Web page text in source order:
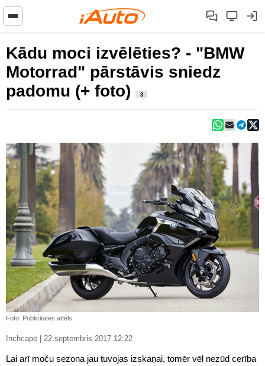
Kādu moci izvēlēties? - "BMW
Motorrad" pārstāvis sniedz
padomu (+ foto)
3
Foto: Publicitātes attēls
Inchcape | 22.septembris 2017 12:22
Lai arī moču sezona jau tuvojas izskaņai, tomēr vēl nezūd cerība